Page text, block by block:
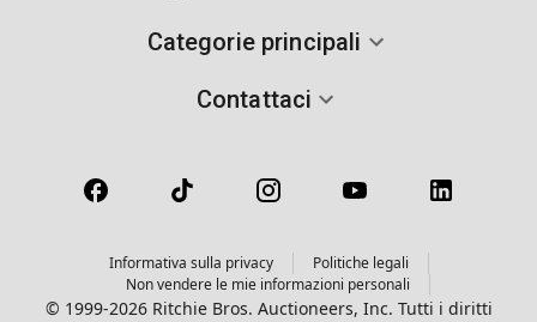
Categorie principali
Contattaci
Informativa sulla privacy
Politiche legali
Non vendere le mie informazioni personali
© 1999-2026 Ritchie Bros. Auctioneers, Inc. Tutti i diritti